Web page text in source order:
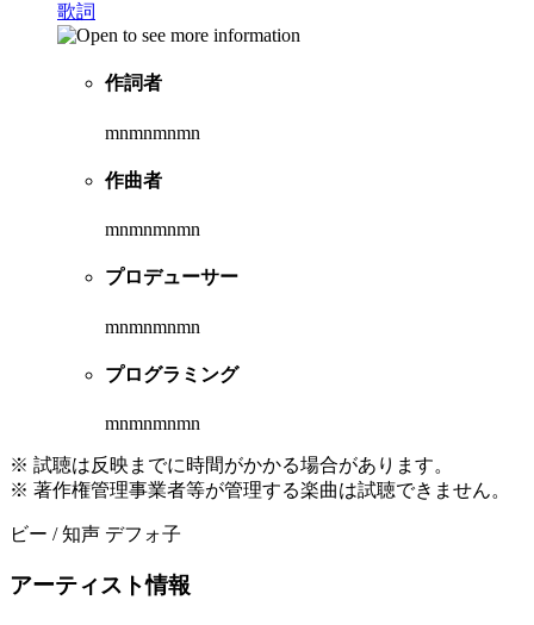
歌詞
作詞者
mnmnmnmn
作曲者
mnmnmnmn
プロデューサー
mnmnmnmn
プログラミング
mnmnmnmn
※ 試聴は反映までに時間がかかる場合があります。
※ 著作権管理事業者等が管理する楽曲は試聴できません。
ビー / 知声 デフォ子
アーティスト情報